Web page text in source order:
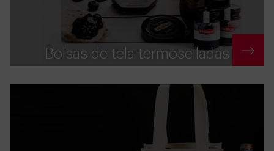
Bolsas de tela termoselladas